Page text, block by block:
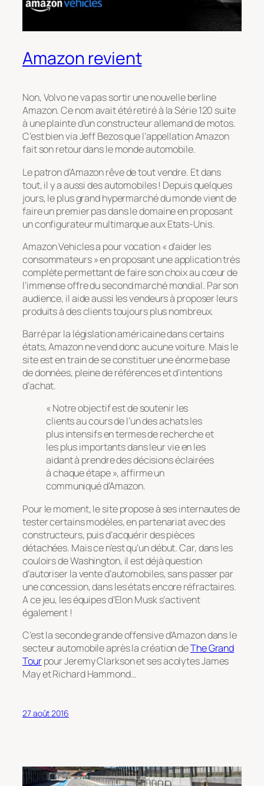
Amazon revient
Non, Volvo ne va pas sortir une nouvelle berline
Amazon. Ce nom avait été retiré à la Série 120 suite
à une plainte d’un constructeur allemand de motos.
C’est bien via Jeff Bezos que l’appellation Amazon
fait son retour dans le monde automobile.
Le patron d’Amazon rêve de tout vendre. Et dans
tout, il y a aussi des automobiles ! Depuis quelques
jours, le plus grand hypermarché du monde vient de
faire un premier pas dans le domaine en proposant
un configurateur multimarque aux Etats-Unis.
Amazon Vehicles a pour vocation « d’aider les
consommateurs » en proposant une application très
complète permettant de faire son choix au cœur de
l’immense offre du second marché mondial. Par son
audience, il aide aussi les vendeurs à proposer leurs
produits à des clients toujours plus nombreux.
Barré par la législation américaine dans certains
états, Amazon ne vend donc aucune voiture. Mais le
site est en train de se constituer une énorme base
de données, pleine de références et d’intentions
d’achat.
« Notre objectif est de soutenir les
clients au cours de l’un des achats les
plus intensifs en termes de recherche et
les plus importants dans leur vie en les
aidant à prendre des décisions éclairées
à chaque étape », affirme un
communiqué d’Amazon.
Pour le moment, le site propose à ses internautes de
tester certains modèles, en partenariat avec des
constructeurs, puis d’acquérir des pièces
détachées. Mais ce n’est qu’un début. Car, dans les
couloirs de Washington, il est déjà question
d’autoriser la vente d’automobiles, sans passer par
une concession, dans les états encore réfractaires.
A ce jeu, les équipes d’Elon Musk s’activent
également !
C’est la seconde grande offensive d’Amazon dans le
secteur automobile après la création deThe Grand
Tourpour Jeremy Clarkson et ses acolytes James
May et Richard Hammond…
27 août 2016